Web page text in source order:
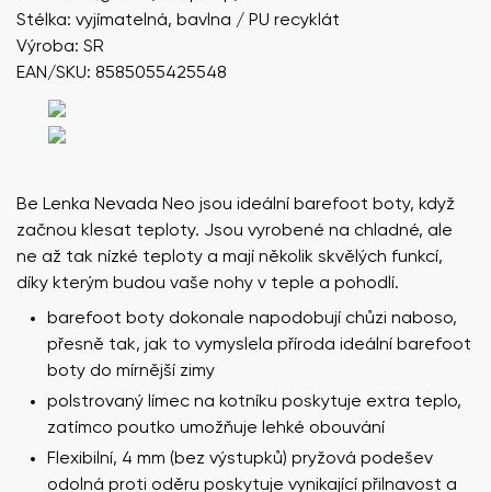
Stélka: vyjímatelná, bavlna / PU recyklát
Výroba: SR
EAN/SKU: 8585055425548
Be Lenka Nevada Neo jsou ideální barefoot boty, když
začnou klesat teploty. Jsou vyrobené na chladné, ale
ne až tak nízké teploty a mají několik skvělých funkcí,
díky kterým budou vaše nohy v teple a pohodlí.
barefoot boty dokonale napodobují chůzi naboso,
přesně tak, jak to vymyslela příroda ideální barefoot
boty do mírnější zimy
polstrovaný límec na kotníku poskytuje extra teplo,
zatímco poutko umožňuje lehké obouvání
Flexibilní, 4 mm (bez výstupků) pryžová podešev
odolná proti oděru poskytuje vynikající přilnavost a